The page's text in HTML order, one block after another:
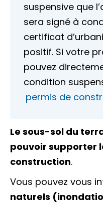
suspensive que
sera signé à
certificat
positif. Si votre
pouvez
condition
permis de
Le sous-sol du
pouvoir supporter
construction.
Vous pouvez vous
naturels